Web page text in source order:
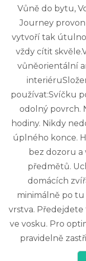
Vůně do bytu,
Journey
vytvoří tak
vždy cítit
vůněorientální
používat:Svíčku
odolný povrch.
hodiny. Nikdy
úplného konce.
bez dozoru
předmětů.
domácích
minimálně po
vrstva.
ve vosku. Pro
pravidelně